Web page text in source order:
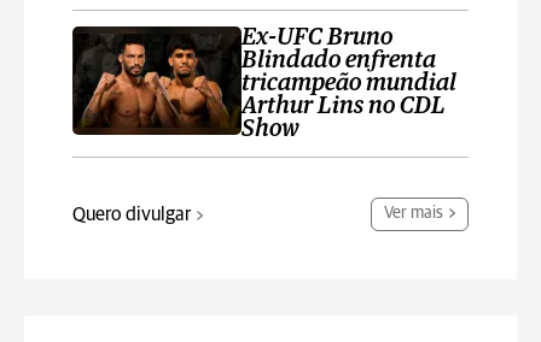
Ex-UFC Bruno
Blindado enfrenta
tricampeão mundial
Arthur Lins no CDL
Show
Quero divulgar Ver mais